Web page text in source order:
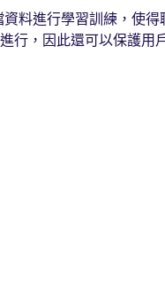
料進行學習訓練，使
行，因此還可以保護用